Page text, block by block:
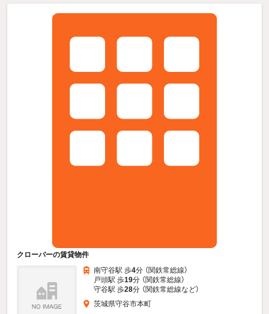
クローバーの賃貸物件
南守谷駅 歩4分 （関鉄常総線）
戸頭駅 歩19分 （関鉄常総線）
守谷駅 歩28分 （関鉄常総線など）
茨城県守谷市本町